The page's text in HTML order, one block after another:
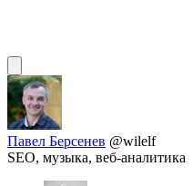
Павел Берсенев @wilelf
SEO, музыка, веб-аналитика